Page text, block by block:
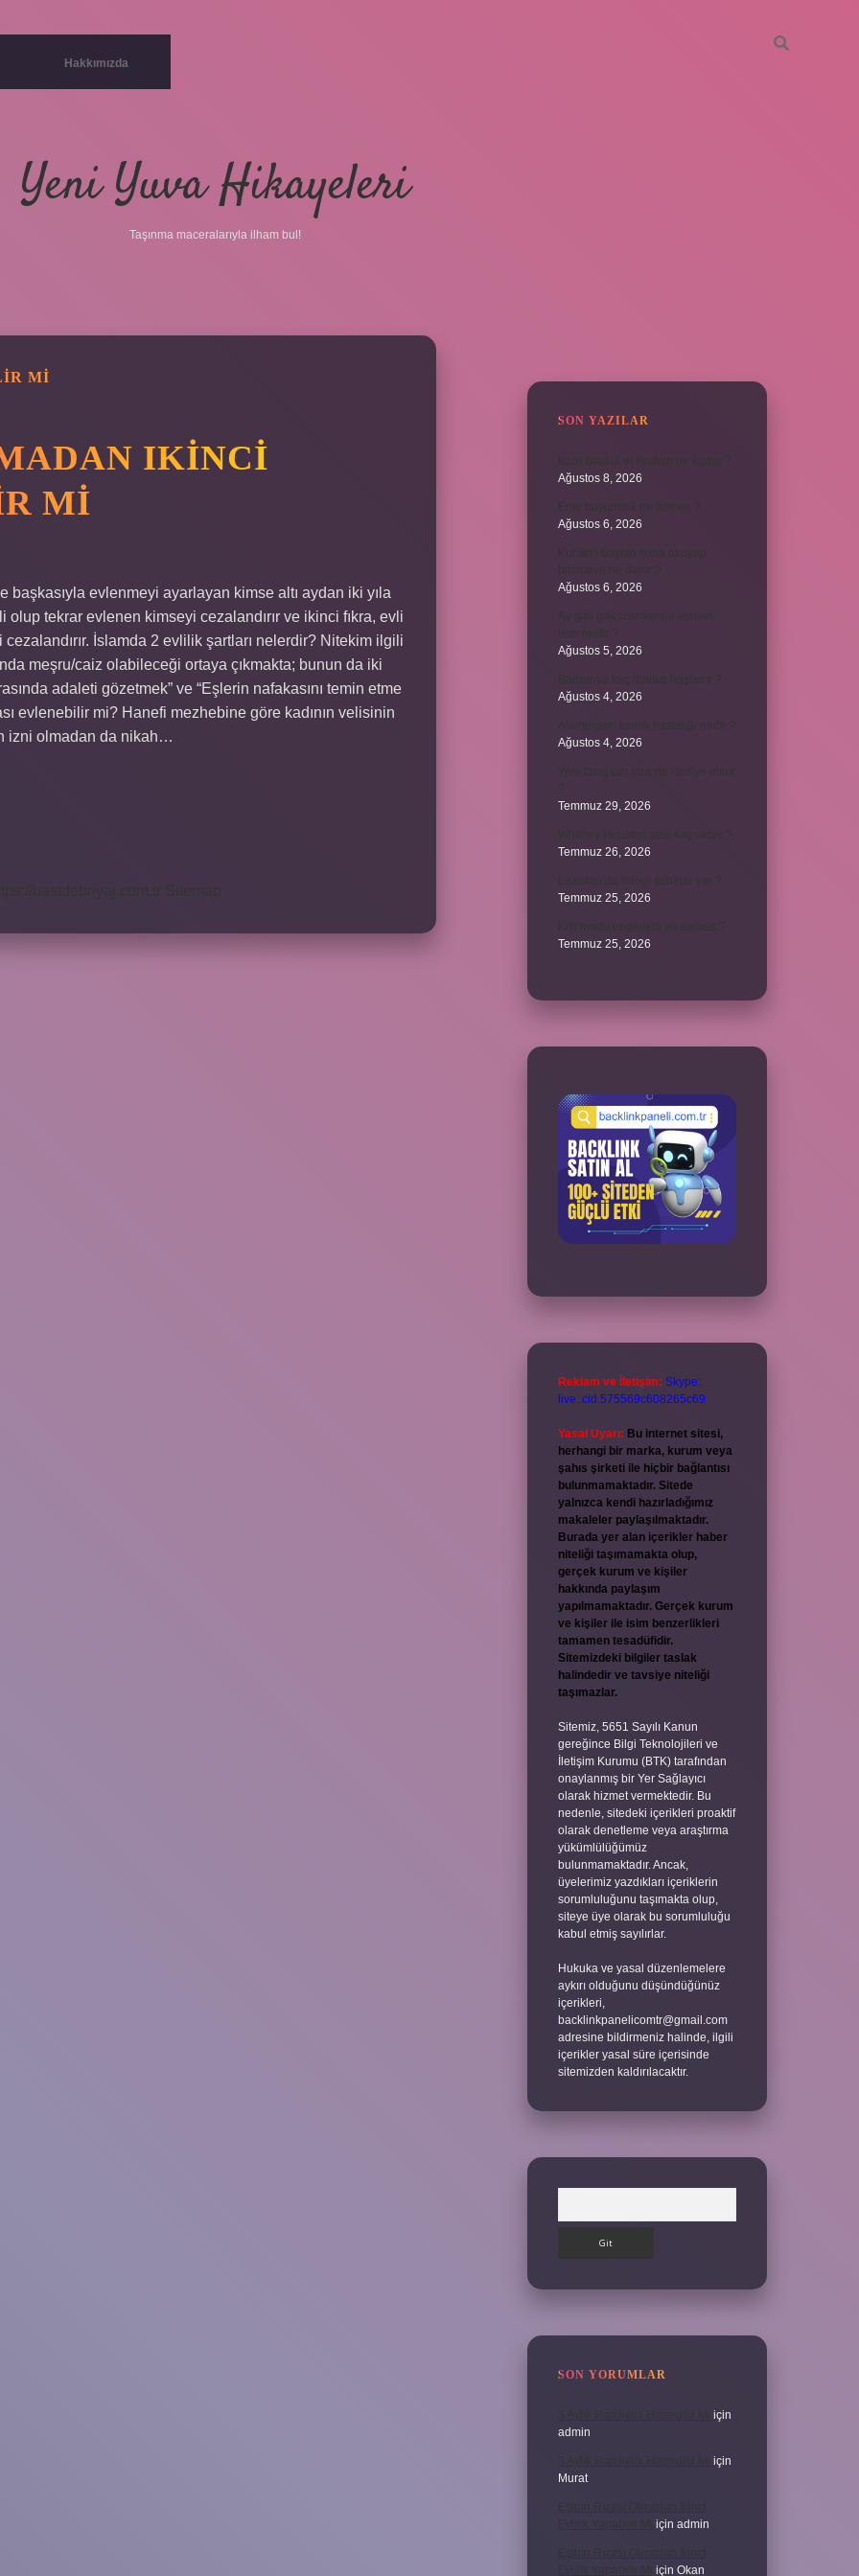
Hakkımızda
Yeni Yuva Hikayeleri
Taşınma maceralarıyla ilham bul!
MI
IKINCI
MI
evlenmeyi ayarlayan kimse altı aydan iki yıla
olup tekrar evlenen kimseyi cezalandırır ve ikinci fıkra, evli
İslamda 2 evlilik şartları nelerdir? Nitekim ilgili
meşru/caiz olabileceği ortaya çıkmakta; bunun da iki
adaleti gözetmek” ve “Eşlerin nafakasını temin etme
evlenebilir mi? Hanefi mezhebine göre kadının velisinin
izni olmadan da nikah…
SON YAZILAR
Ağustos 8, 2026
Ağustos 6, 2026
Ağustos 6, 2026
Ağustos 5, 2026
Ağustos 4, 2026
Ağustos 4, 2026
Temmuz 29, 2026
Temmuz 26, 2026
Temmuz 25, 2026
Temmuz 25, 2026
Reklam ve İletişim: Skype:
live:.cid.575569c608265c69
Yasal Uyarı: Bu internet sitesi,
herhangi bir marka, kurum veya
şahıs şirketi ile hiçbir bağlantısı
bulunmamaktadır. Sitede
yalnızca kendi hazırladığımız
makaleler paylaşılmaktadır.
Burada yer alan içerikler haber
niteliği taşımamakta olup,
gerçek kurum ve kişiler
hakkında paylaşım
yapılmamaktadır. Gerçek kurum
ve kişiler ile isim benzerlikleri
tamamen tesadüfidir.
Sitemizdeki bilgiler taslak
halindedir ve tavsiye niteliği
taşımazlar.
Sitemiz, 5651 Sayılı Kanun
gereğince Bilgi Teknolojileri ve
İletişim Kurumu (BTK) tarafından
onaylanmış bir Yer Sağlayıcı
olarak hizmet vermektedir. Bu
nedenle, sitedeki içerikleri proaktif
olarak denetleme veya araştırma
yükümlülüğümüz
bulunmamaktadır. Ancak,
üyelerimiz yazdıkları içeriklerin
sorumluluğunu taşımakta olup,
siteye üye olarak bu sorumluluğu
kabul etmiş sayılırlar.
Hukuka ve yasal düzenlemelere
aykırı olduğunu düşündüğünüz
içerikleri,
backlinkpanelicomtr@gmail.com
adresine bildirmeniz halinde, ilgili
içerikler yasal süre içerisinde
sitemizden kaldırılacaktır.
SON YORUMLAR
3 Aylık Hamilelik Hissedilir Mi
için
admin
3 Aylık Hamilelik Hissedilir Mi için
Murat
Eşinin Rızası Olmadan Ikinci
Evlilik Yapabilir Mi için admin
Eşinin Rızası Olmadan Ikinci
Evlilik Yapabilir Mi için Okan